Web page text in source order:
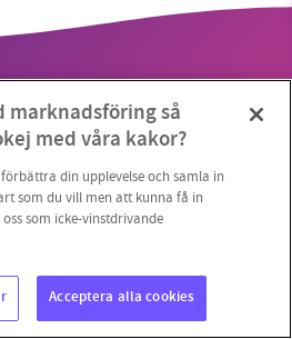
Cookieinställningar
och granskningar. Nu vill vi
– och vi hoppas att du
hjälpa oss.
att swisha en slant till
vad vi vill göra
marknadsföring så
med våra kakor?
din upplevelse och samla in
som du vill men att kunna få in
som icke-vinstdrivande
Acceptera alla cookies